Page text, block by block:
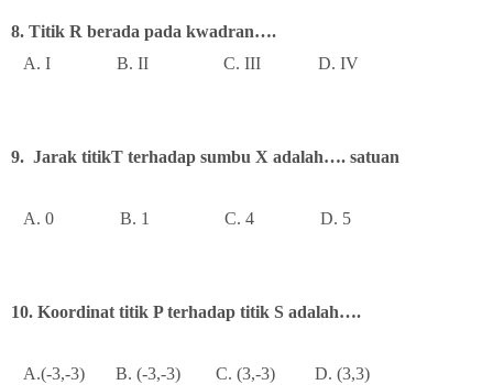
8. Titik R berada pada kwadran….
A. I B. II C. III D. IV
9. Jarak titikT terhadap sumbu X adalah…. satuan
A. 0 B. 1 C. 4 D. 5
10. Koordinat titik P terhadap titik S adalah….
A.(-3,-3) B. (-3,-3) C. (3,-3) D. (3,3)